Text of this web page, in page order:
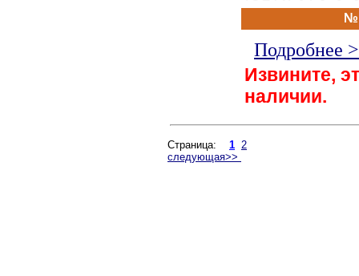
Подробнее
Извините,
наличии.
Страница: 1 2
следующая>>